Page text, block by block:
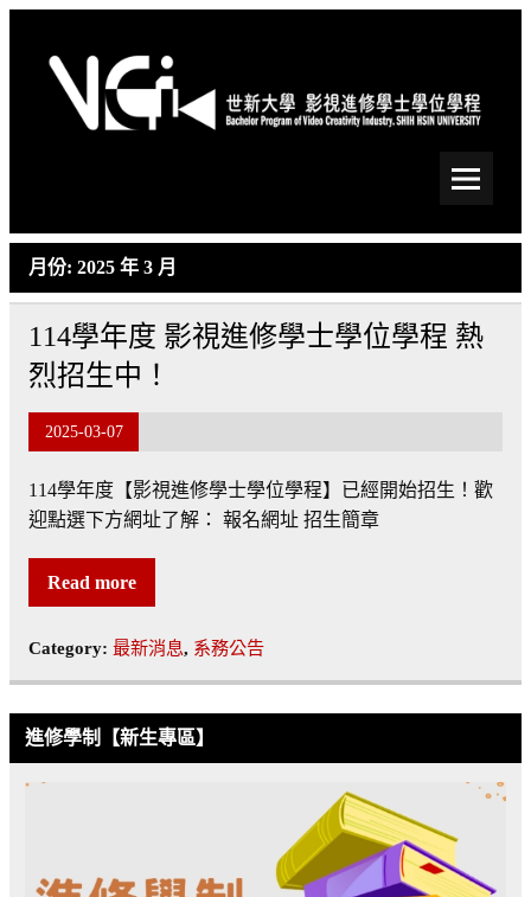
Skip
世新大學影視進修學士學
月份: 2025 年 3 月
114學年度 影視進修學士學位學程 熱
烈招生中！
2025-03-07
114學年度【影視進修學士學位學程】已經開始招生！歡
迎點選下方網址了解： 報名網址 招生簡章
Read more
Category: 最新消息, 系務公告
進修學制【新生專區】